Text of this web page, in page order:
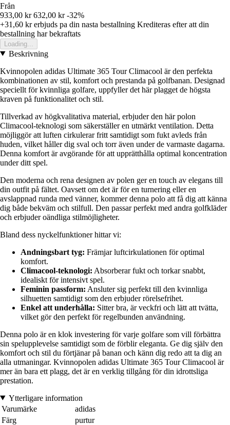
Från
933,00 kr 632,00 kr -32%
+31,60 krerbjuds pa din nasta bestallning Krediteras efter att din
bestallning har bekraftats
Loading...
Beskrivning
Kvinnopolen adidas Ultimate 365 Tour Climacool är den perfekta
kombinationen av stil, komfort och prestanda på golfbanan. Designad
speciellt för kvinnliga golfare, uppfyller det här plagget de högsta
kraven på funktionalitet och stil.
Tillverkad av högkvalitativa material, erbjuder den här polon
Climacool-teknologi som säkerställer en utmärkt ventilation. Detta
möjliggör att luften cirkulerar fritt samtidigt som fukt avleds från
huden, vilket håller dig sval och torr även under de varmaste dagarna.
Denna komfort är avgörande för att upprätthålla optimal koncentration
under ditt spel.
Den moderna och rena designen av polen ger en touch av elegans till
din outfit på fältet. Oavsett om det är för en turnering eller en
avslappnad runda med vänner, kommer denna polo att få dig att känna
dig både bekväm och stilfull. Den passar perfekt med andra golfkläder
och erbjuder oändliga stilmöjligheter.
Bland dess nyckelfunktioner hittar vi:
Andningsbart tyg: Främjar luftcirkulationen för optimal
komfort.
Climacool-teknologi: Absorberar fukt och torkar snabbt,
idealiskt för intensivt spel.
Feminin passform: Ansluter sig perfekt till den kvinnliga
silhuetten samtidigt som den erbjuder rörelsefrihet.
Enkel att underhålla: Sitter bra, är veckfri och lätt att tvätta,
vilket gör den perfekt för regelbunden användning.
Denna polo är en klok investering för varje golfare som vill förbättra
sin spelupplevelse samtidigt som de förblir eleganta. Ge dig själv den
komfort och stil du förtjänar på banan och känn dig redo att ta dig an
alla utmaningar. Kvinnopolen adidas Ultimate 365 Tour Climacool är
mer än bara ett plagg, det är en verklig tillgång för din idrottsliga
prestation.
Ytterligare information
Varumärke
adidas
Färg
purtur